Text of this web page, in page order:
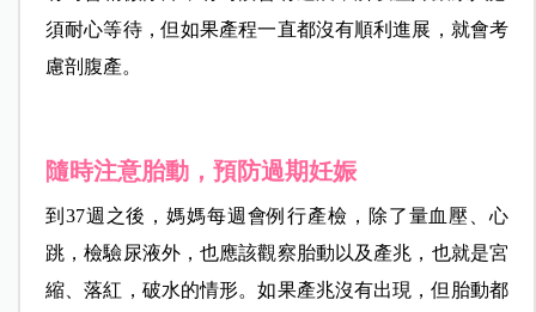
須耐心等待，但如果產程一直都沒有順利進展，就會考
慮剖腹產。
隨時注意胎動，預防過期妊娠
到37週之後，媽媽每週會例行產檢，除了量血壓、心
跳，檢驗尿液外，也應該觀察胎動以及產兆，也就是宮
縮、落紅，破水的情形。如果產兆沒有出現，但胎動都